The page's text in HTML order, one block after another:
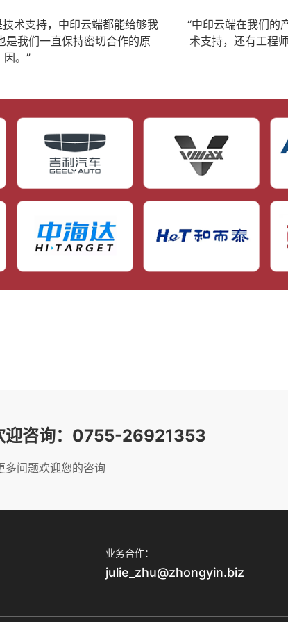
术支持，中印云端都能给够我
是我们一直保持密切合作的原
因。”
“中印云端在我们的
术支持，还有工程
迎咨询：0755-26921353
多问题欢迎您的咨询
业务合作：
julie_zhu@zhongyin.biz